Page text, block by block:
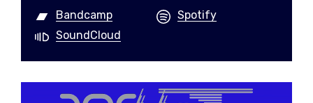
Bandcamp
Spotify
SoundCloud